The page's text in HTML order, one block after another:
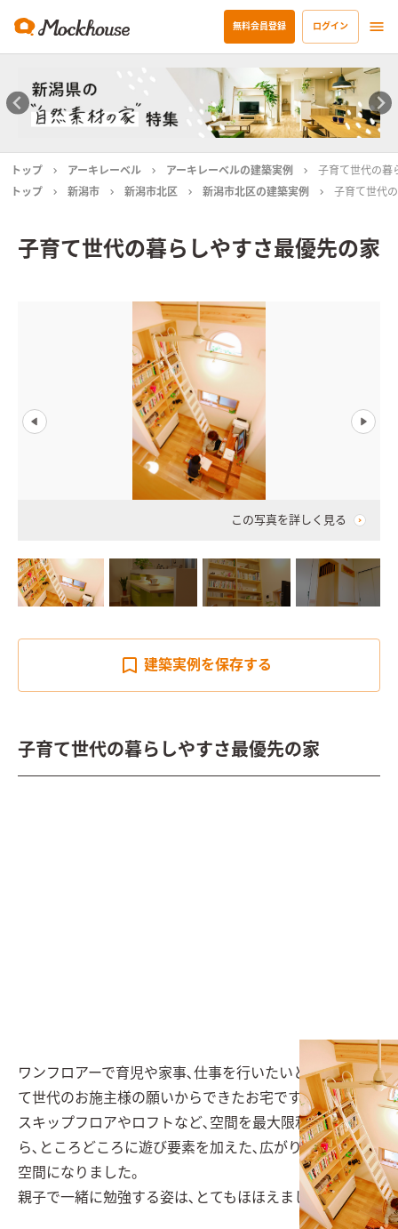
無料会員登録 ログイン
トップ アーキレーベル アーキレーベルの建築実例
子育て世代の暮
トップ
新潟市 新潟市北区 新潟市北区の建築実例 子育て世代
子育て世代の暮らしやすさ最優先の家
この写真を詳しく見る
建築実例を保存する
子育て世代の暮らしやすさ最優先の家
ワンフロアーで育児や家事､仕事を行いたいという､子育
て世代のお施主様の願いからできたお宅です。
スキップフロアやロフトなど､空間を最大限利用しなが
ら､ところどころに遊び要素を加えた､広がりある楽しい
空間になりました。
親子で一緒に勉強する姿は､とてもほほえましいですね。